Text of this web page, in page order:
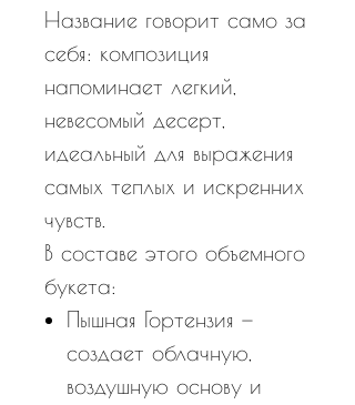
Название говорит само за
себя: композиция
напоминает легкий,
невесомый десерт,
идеальный для выражения
самых теплых и искренних
чувств.
В составе этого объемного
букета:
Пышная Гортензия —
создает облачную,
воздушную основу и